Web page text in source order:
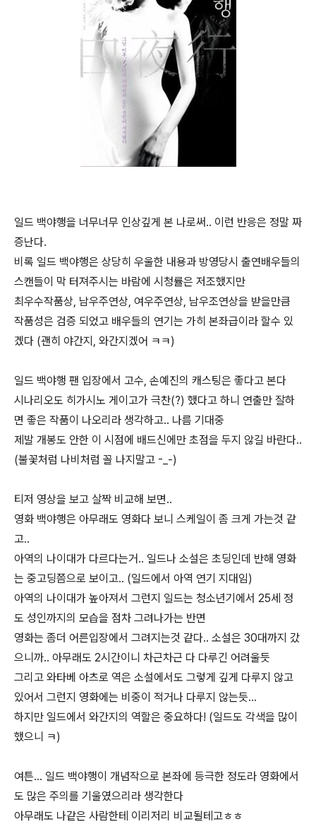
일드 백야행을 너무너무 인상깊게 본 나로써.. 이런 반응은 정말 짜
증난다.
비록 일드 백야행은 상당히 우울한 내용과 방영당시 출연배우들의
스캔들이 막 터져주시는 바람에 시청률은 저조했지만
최우수작품상, 남우주연상, 여우주연상, 남우조연상을 받을만큼
작품성은 검증 되었고 배우들의 연기는 가히 본좌급이라 할수 있
겠다 (괜히 야간지, 와간지겠어 ㅋㅋ)
일드 백야행 팬 입장에서 고수, 손예진의 캐스팅은 좋다고 본다
시나리오도 히가시노 게이고가 극찬(?) 했다고 하니 연출만 잘하
면 좋은 작품이 나오리라 생각하고.. 나름 기대중
제발 개봉도 안한 이 시점에 배드신에만 초점을 두지 않길 바란다..
(불꽃처럼 나비처럼 꼴 나지말고 -_-)
티저 영상을 보고 살짝 비교해 보면..
영화 백야행은 아무래도 영화다 보니 스케일이 좀 크게 가는것 같
고..
아역의 나이대가 다르다는거.. 일드나 소설은 초딩인데 반해 영화
는 중고딩쯤으로 보이고.. (일드에서 아역 연기 지대임)
아역의 나이대가 높아져서 그런지 일드는 청소년기에서 25세 정
도 성인까지의 모습을 점차 그려나가는 반면
영화는 좀더 어른입장에서 그려지는것 같다.. 소설은 30대까지 갔
으니까.. 아무래도 2시간이니 차근차근 다 다루긴 어려울듯
그리고 와타베 아츠로 역은 소설에서도 그렇게 깊게 다루지 않고
있어서 그런지 영화에는 비중이 적거나 다루지 않는듯...
하지만 일드에서 와간지의 역할은 중요하다! (일드도 각색을 많이
했으니 ㅋ)
여튼... 일드 백야행이 개념작으로 본좌에 등극한 정도라 영화에서
도 많은 주의를 기울였으리라 생각한다
아무래도 나같은 사람한테 이리저리 비교될테고ㅎㅎ